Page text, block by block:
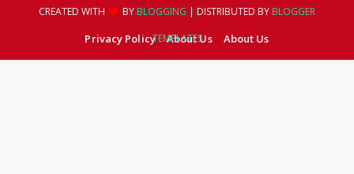
CREATED WITH BY BLOGGING | DISTRIBUTED BY BLOGGER
TEMPLATES
Privacy Policy About Us About Us